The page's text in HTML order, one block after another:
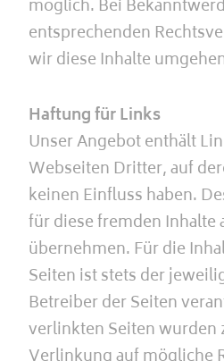
möglich. Bei
entsprechenden
wir diese Inhalte
Haftung für Links
Unser Angebot enthält
Webseiten Dritter, auf
keinen Einfluss haben.
für diese fremden Inhalte
übernehmen. Für die
Seiten ist stets der
Betreiber der Seiten
verlinkten Seiten